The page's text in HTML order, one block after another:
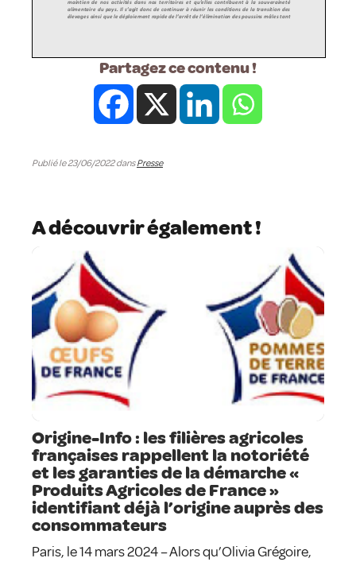
Partagez ce contenu !
Publié le 23/06/2022 dansPresse
A découvrir également !
Origine-Info : les filières agricoles
françaises rappellent la notoriété
et les garanties de la démarche «
Produits Agricoles de France »
identifiant déjà l’origine auprès des
consommateurs
Paris, le 14 mars 2024 – Alors qu’Olivia Grégoire,